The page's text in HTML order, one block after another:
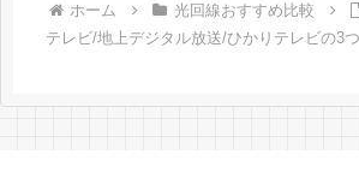
ホーム 光回線おすすめ比較
テレビ/地上デジタル放送/ひかりテレビの3